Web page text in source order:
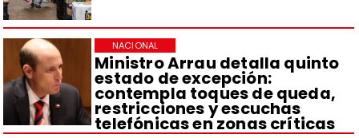
Ministro Arrau detalla quinto
estado de excepción:
contempla toques de queda,
restricciones y escuchas
telefónicas en zonas críticas
NACIONAL